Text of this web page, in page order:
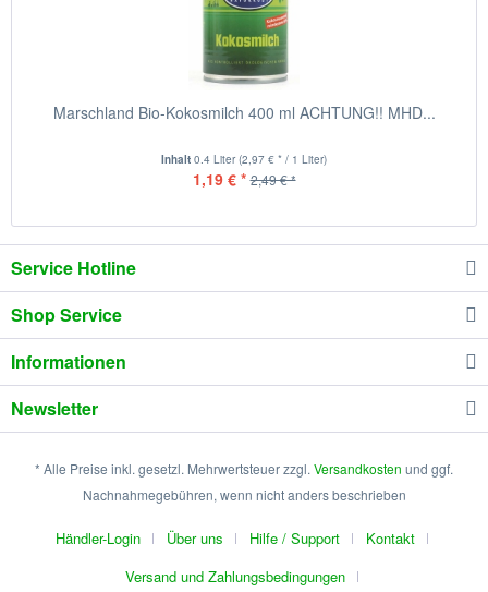
Marschland Bio-Kokosmilch 400 ml ACHTUNG!! MHD...
Inhalt 0.4 Liter(2,97 € * / 1 Liter)
1,19 € * 2,49 € *
Service Hotline
Shop Service
Informationen
Newsletter
* Alle Preise inkl. gesetzl. Mehrwertsteuer zzgl. Versandkosten und ggf.
Nachnahmegebühren, wenn nicht anders beschrieben
Händler-Login Über uns Hilfe / Support
Kontakt
Versand und Zahlungsbedingungen